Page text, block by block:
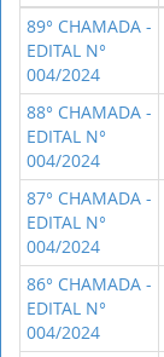
89° CHAMADA -
EDITAL N°
004/2024
88° CHAMADA -
EDITAL N°
004/2024
87° CHAMADA -
EDITAL N°
004/2024
86° CHAMADA -
EDITAL N°
004/2024